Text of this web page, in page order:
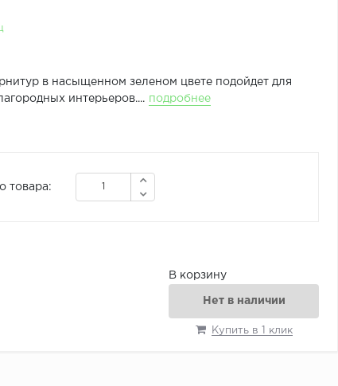
в насыщенном зеленом цвете подойдет для
интерьеров.... подробнее
товара:
В корзину
Нет в наличии
Купить в 1 клик